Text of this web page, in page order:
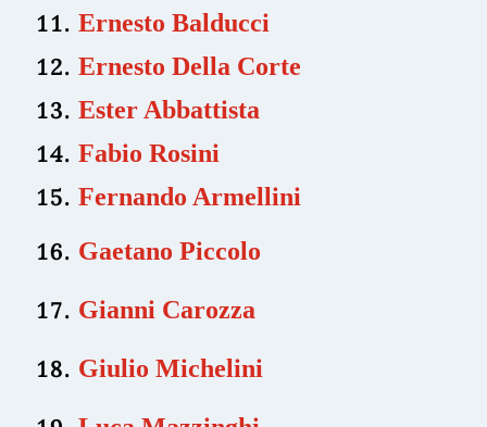
Ernesto Balducci
Ernesto Della Corte
Ester Abbattista
Fabio Rosini
Fernando Armellini
Gaetano Piccolo
Gianni Carozza
Giulio Michelini